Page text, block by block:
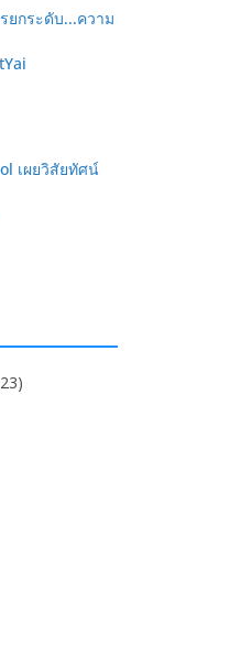
ยกระดับ...ความ
เผยวิสัยทัศน์